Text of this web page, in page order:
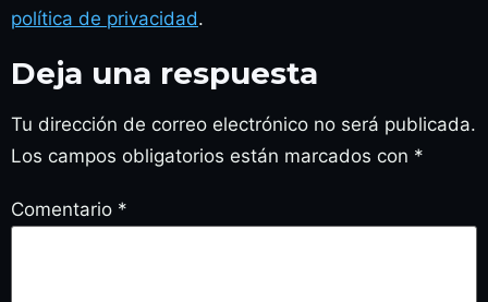
política de privacidad.
Deja una respuesta
Tu dirección de correo electrónico no será publicada.
Los campos obligatorios están marcados con *
Comentario *